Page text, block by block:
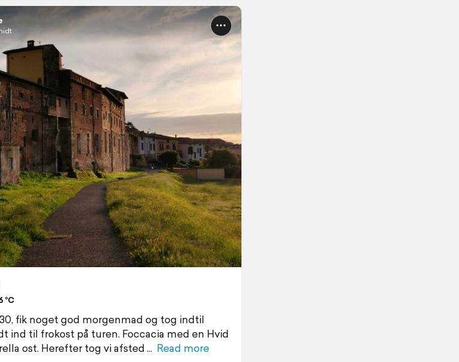
°C
fik noget god morgenmad og tog indtil
ind til frokost på turen. Foccacia med en Hvid
ost. Herefter tog vi afsted
Read more